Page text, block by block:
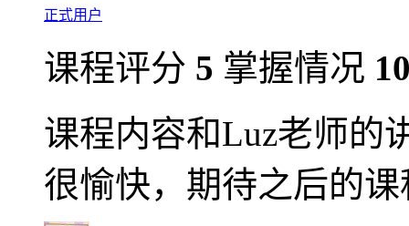
正式用户
课程评分 5 掌握情况
课程内容和Luz老师的
很愉快，期待之后的课